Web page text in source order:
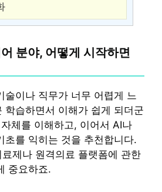
분야, 어떻게 시작하면
술이나 직무가 너무 어렵게 느
학습하면서 이해가 쉽게 되더군
체를 이해하고, 이어서 AI나
초를 익히는 것을 추천합니다.
제나 원격의료 플랫폼에 관한
중요하죠.